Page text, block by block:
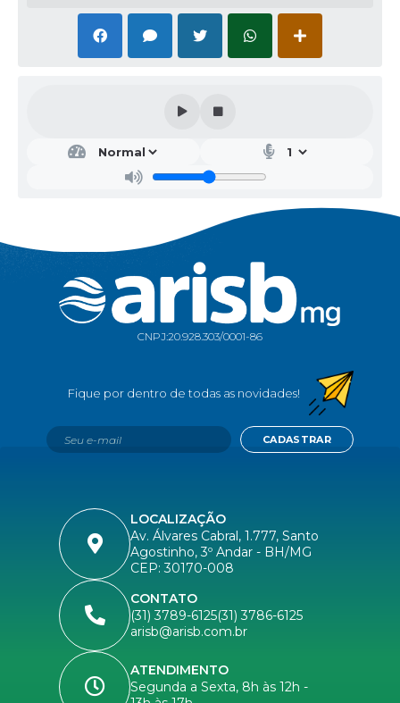
CNPJ:20.928.303/0001-86
LOCALIZAÇÃO
Av. Álvares Cabral, 1.777, Santo
Agostinho, 3º Andar - BH/MG
CEP: 30170-008
CONTATO
(31) 3789-6125(31) 3786-6125
arisb@arisb.com.br
ATENDIMENTO
Segunda a Sexta, 8h às 12h -
CADASTRAR